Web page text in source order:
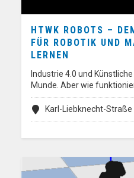
HTWK ROBOTS –
FÜR ROBOTIK UND
LERNEN
Industrie 4.0 und
Munde. Aber wie
Karl-Liebknecht-